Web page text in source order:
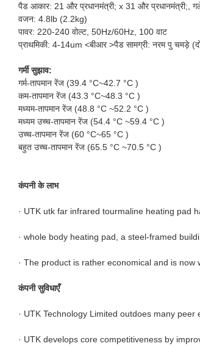
पैड आकार: 21 और प्रधानमंत्री; x 31 और प्रधानमंत्री;,
वजन: 4.8lb (2.2kg)
पावर: 220-240 वोल्ट, 50Hz/60Hz, 100 वाट
प्राथमिकी: 4-14um <बीआर >पैड सामग्री: नरम पु चमड़े
गर्मी सुझाव:
गर्म-तापमान रेंज (39.4 °C~42.7 °C )
कम-तापमान रेंज (43.3 °C~48.3 °C )
मध्यम-तापमान रेंज (48.8 °C ~52.2 °C )
मध्यम उच्च-तापमान रेंज (54.4 °C ~59.4 °C )
उच्च-तापमान रेंज (60 °C~65 °C )
बहुत उच्च-तापमान रेंज (65.5 °C ~70.5 °C )
कंपनी के लाभ
· UTK utk far infrared tourmaline heating pad
· whole body heating pad, a steel-framed
· The product is rather economical and is
कंपनी सुविधाएँ
· UTK Technology Limited outdoes many
· UTK develops core competitiveness by